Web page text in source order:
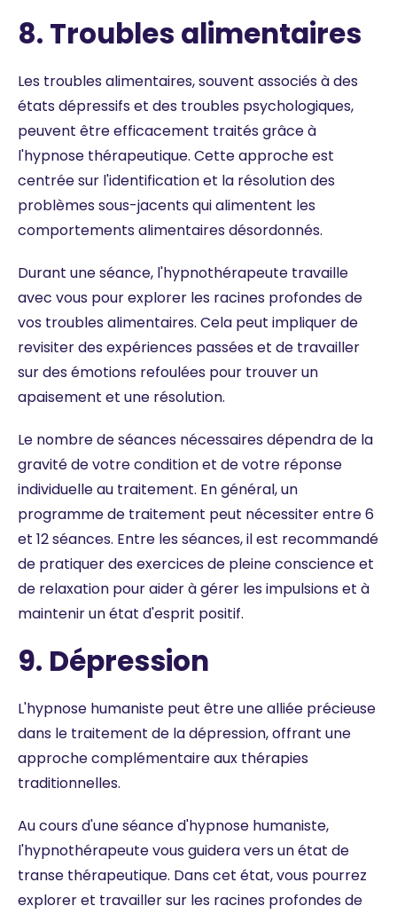
8. Troubles alimentaires
Les troubles alimentaires, souvent associés à des
états dépressifs et des troubles psychologiques,
peuvent être efficacement traités grâce à
l'hypnose thérapeutique. Cette approche est
centrée sur l'identification et la résolution des
problèmes sous-jacents qui alimentent les
comportements alimentaires désordonnés.
Durant une séance, l'hypnothérapeute travaille
avec vous pour explorer les racines profondes de
vos troubles alimentaires. Cela peut impliquer de
revisiter des expériences passées et de travailler
sur des émotions refoulées pour trouver un
apaisement et une résolution.
Le nombre de séances nécessaires dépendra de la
gravité de votre condition et de votre réponse
individuelle au traitement. En général, un
programme de traitement peut nécessiter entre 6
et 12 séances. Entre les séances, il est recommandé
de pratiquer des exercices de pleine conscience et
de relaxation pour aider à gérer les impulsions et à
maintenir un état d'esprit positif.
9. Dépression
L'hypnose humaniste peut être une alliée précieuse
dans le traitement de la dépression, offrant une
approche complémentaire aux thérapies
traditionnelles.
Au cours d'une séance d'hypnose humaniste,
l'hypnothérapeute vous guidera vers un état de
transe thérapeutique. Dans cet état, vous pourrez
explorer et travailler sur les racines profondes de